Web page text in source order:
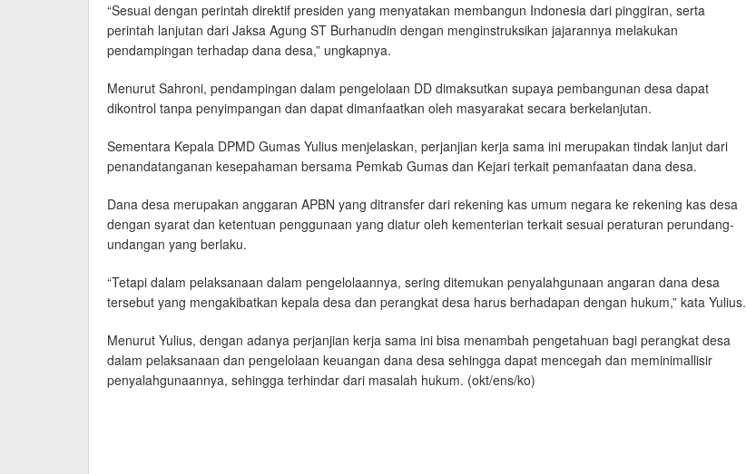
“Sesuai dengan perintah direktif presiden yang menyatakan membangun Indonesia dari pinggiran, serta
perintah lanjutan dari Jaksa Agung ST Burhanudin dengan menginstruksikan jajarannya melakukan
pendampingan terhadap dana desa,” ungkapnya.
Menurut Sahroni, pendampingan dalam pengelolaan DD dimaksutkan supaya pembangunan desa dapat
dikontrol tanpa penyimpangan dan dapat dimanfaatkan oleh masyarakat secara berkelanjutan.
Sementara Kepala DPMD Gumas Yulius menjelaskan, perjanjian kerja sama ini merupakan tindak lanjut dari
penandatanganan kesepahaman bersama Pemkab Gumas dan Kejari terkait pemanfaatan dana desa.
Dana desa merupakan anggaran APBN yang ditransfer dari rekening kas umum negara ke rekening kas desa
dengan syarat dan ketentuan penggunaan yang diatur oleh kementerian terkait sesuai peraturan perundang-
undangan yang berlaku.
“Tetapi dalam pelaksanaan dalam pengelolaannya, sering ditemukan penyalahgunaan angaran dana desa
tersebut yang mengakibatkan kepala desa dan perangkat desa harus berhadapan dengan hukum,” kata Yulius.
Menurut Yulius, dengan adanya perjanjian kerja sama ini bisa menambah pengetahuan bagi perangkat desa
dalam pelaksanaan dan pengelolaan keuangan dana desa sehingga dapat mencegah dan meminimallisir
penyalahgunaannya, sehingga terhindar dari masalah hukum. (okt/ens/ko)